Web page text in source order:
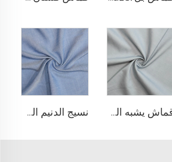
قماش يشبه الدنيم المطاطي من مادة TR نسيج الدنيم المشابه للبولي ليوسيل